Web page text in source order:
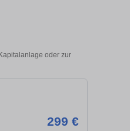
oder zur
299 €